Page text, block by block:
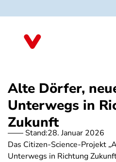
zum
Alte Dörfer,
Unterwegs in
Zukunft
Stand:28. Januar 2026
Das Citizen-Science-Projekt
Unterwegs in Richtung